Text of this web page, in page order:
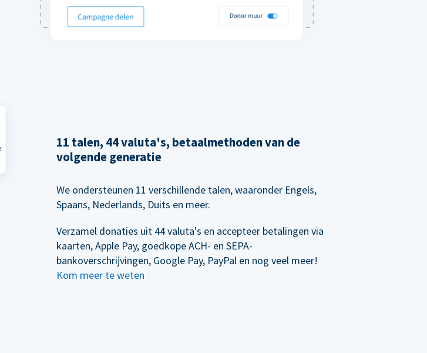
11 talen, 44 valuta's, betaalmethoden van de
volgende generatie
We ondersteunen 11 verschillende talen, waaronder Engels,
Spaans, Nederlands, Duits en meer.
Verzamel donaties uit 44 valuta's en accepteer betalingen via
kaarten, Apple Pay, goedkope ACH- en SEPA-
bankoverschrijvingen, Google Pay, PayPal en nog veel meer!
Kom meer te weten